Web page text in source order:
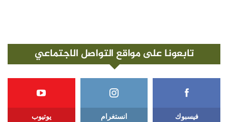
تابعونا على مواقع التواصل الاجتماعي
فيسبوك انستغرام يوتيوب